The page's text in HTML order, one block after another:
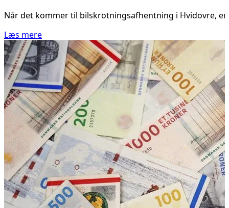
Når det kommer til bilskrotningsafhentning i Hvidovre,
Læs mere